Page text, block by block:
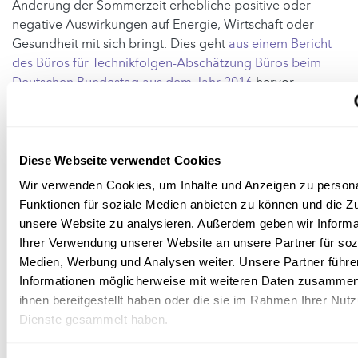
Diese Webseite verwendet Cookies
Wir verwenden Cookies, um Inhalte und Anzeigen zu
Funktionen für soziale Medien anbieten zu können und die
unsere Website zu analysieren. Außerdem geben wir
Ihrer Verwendung unserer Website an unsere Partner für
Medien, Werbung und Analysen weiter. Unsere Partner
Informationen möglicherweise mit weiteren Daten
ihnen bereitgestellt haben oder die sie im Rahmen Ihrer
Dienste gesammelt haben.
Änderung der Sommerzeit erhebliche positive oder
negative Auswirkungen auf Energie, Wirtschaft oder
Gesundheit mit sich bringt. Dies geht aus einem Bericht
des Büros für Technikfolgen-Abschätzung Büros beim
Deutschen Bundestag aus dem Jahr 2016 hervor.
Welche Alternativen gibt es?
Die Abschaffung der Zeitumstellung erfordert, dass man
das ganze Jahr über eine einzige Zeit beibehält, was nicht
ohne Nachteile ist.
DieBarcelona Declarationschlägt vor, in Europa wieder
ganzjährig konstante Zeitzonen festzulegen, die sich
jedoch stärker an der Sonnenzeit orientieren, indem eine